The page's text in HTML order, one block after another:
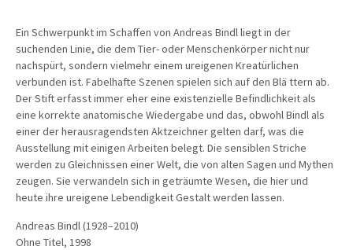
Ein Schwerpunkt im Schaffen von Andreas Bindl liegt in der
suchenden Linie, die dem Tier- oder Menschenkörper nicht nur
nachspürt, sondern vielmehr einem ureigenen Kreatürlichen
verbunden ist. Fabelhafte Szenen spielen sich auf den Blä ttern ab.
Der Stift erfasst immer eher eine existenzielle Befindlichkeit als
eine korrekte anatomische Wiedergabe und das, obwohl Bindl als
einer der herausragendsten Aktzeichner gelten darf, was die
Ausstellung mit einigen Arbeiten belegt. Die sensiblen Striche
werden zu Gleichnissen einer Welt, die von alten Sagen und Mythen
zeugen. Sie verwandeln sich in geträumte Wesen, die hier und
heute ihre ureigene Lebendigkeit Gestalt werden lassen.
Andreas Bindl (1928–2010)
Ohne Titel, 1998